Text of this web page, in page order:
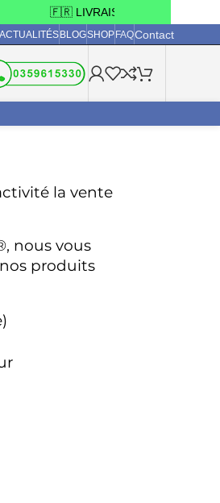
🇫🇷 LIVRAISON OFFERTE 3
ACTUALITÉSBLOGSHOPFAQContact
la vente
nous vous
produits